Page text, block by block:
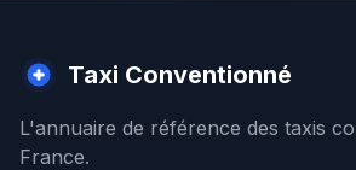
Taxi Conventionné
L'annuaire de référence des taxis
France.